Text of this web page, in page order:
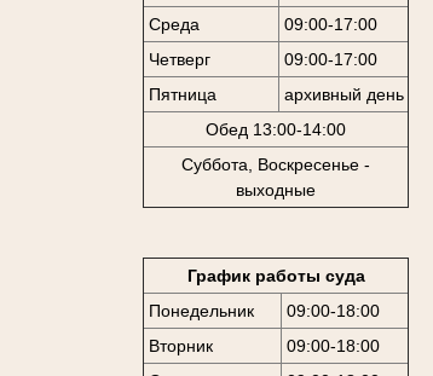
Среда
09:00-17:00
Четверг
09:00-17:00
Пятница
архивный день
Обед 13:00-14:00
Суббота, Воскресенье -
выходные
График работы суда
Понедельник
09:00-18:00
Вторник
09:00-18:00